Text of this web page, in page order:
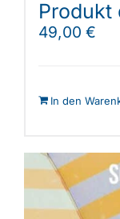
Produkt
49,00 €
In den